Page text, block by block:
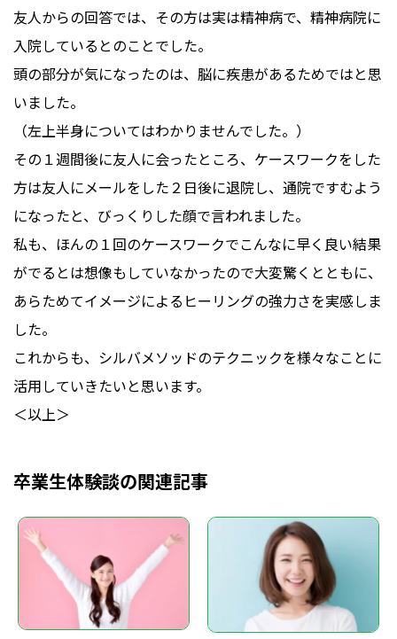
友人からの回答では、その方は実は精神病で、精神病院に
入院しているとのことでした。
頭の部分が気になったのは、脳に疾患があるためではと思
いました。
（左上半身についてはわかりませんでした。）
その１週間後に友人に会ったところ、ケースワークをした
方は友人にメールをした２日後に退院し、通院ですむよう
になったと、びっくりした顔で言われました。
私も、ほんの１回のケースワークでこんなに早く良い結果
がでるとは想像もしていなかったので大変驚くとともに、
あらためてイメージによるヒーリングの強力さを実感しま
した。
これからも、シルバメソッドのテクニックを様々なことに
活用していきたいと思います。
＜以上＞
卒業生体験談の関連記事